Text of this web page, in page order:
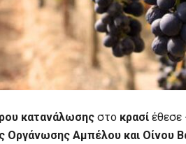
κατανάλωσης στο κρασί έθεσε
Οργάνωσης Αμπέλου και Οίνου